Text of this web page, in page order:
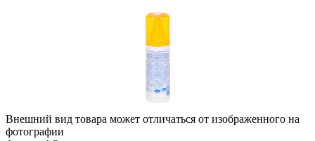
Внешний вид товара может отличаться от изображенного на
фотографии